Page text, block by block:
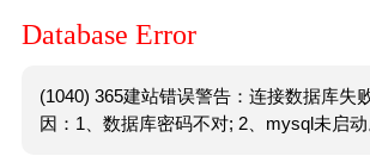
Database Error
(1040) 365建站错误警告：连接数据库失
因：1、数据库密码不对; 2、mysql未启动